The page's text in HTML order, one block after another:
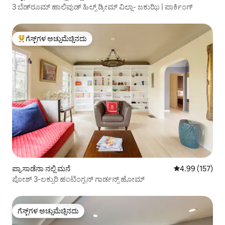
3 ಬೆಡ್‌ರೂಮ್ ಹಾಲಿವುಡ್ ಹಿಲ್ಸ್ ಡ್ರೀಮ್ ವಿಲ್ಲಾ- ಜಕುಝಿ | ಪಾರ್ಕಿಂಗ್
ಗೆಸ್ಟ್‌ಗಳಿಗೆ ಅತಿ ಹೆಚ್ಚು ಅಚ್ಚುಮೆಚ್ಚಿನದು
ಗೆಸ್ಟ್‌ಗಳ ಅಚ್ಚುಮೆಚ್ಚಿನದು
ಪ್ಯಾಸಾಡೆನಾ ನಲ್ಲಿ ಮನೆ 5 ರಲ್ಲಿ 4.99
4.99 (157)
ಪೋಶ್ 3-ಲಕ್ಸುರಿ ಹಂಟಿಂಗ್ಟನ್ ಗಾರ್ಡನ್ಸ್ ಹೋಮ್
ಗೆಸ್ಟ್‌ಗಳ ಅಚ್ಚುಮೆಚ್ಚಿನದು
ಗೆಸ್ಟ್‌ಗಳ ಅಚ್ಚುಮೆಚ್ಚಿನದು